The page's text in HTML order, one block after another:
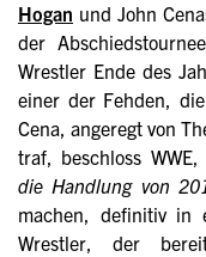
Hogan und John
der
Wrestler Ende des
einer der Fehden,
Cena, angeregt von
traf, beschloss
die Handlung von
machen, definitiv in
Wrestler, der